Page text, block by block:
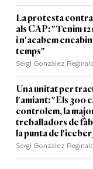
La protesta
als CAP: "Tenim
i n'acabem
temps"
Sergi Gonzàlez
Una unitat per
l'amiant: "Els 300
controlem, la
treballadors de
la punta de
Sergi Gonzàlez